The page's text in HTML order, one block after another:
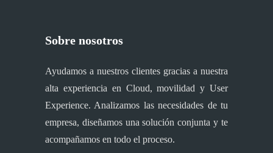
Sobre nosotros
Ayudamos a nuestros clientes gracias a nuestra
alta experiencia en Cloud, movilidad y User
Experience. Analizamos las necesidades de tu
empresa, diseñamos una solución conjunta y te
acompañamos en todo el proceso.